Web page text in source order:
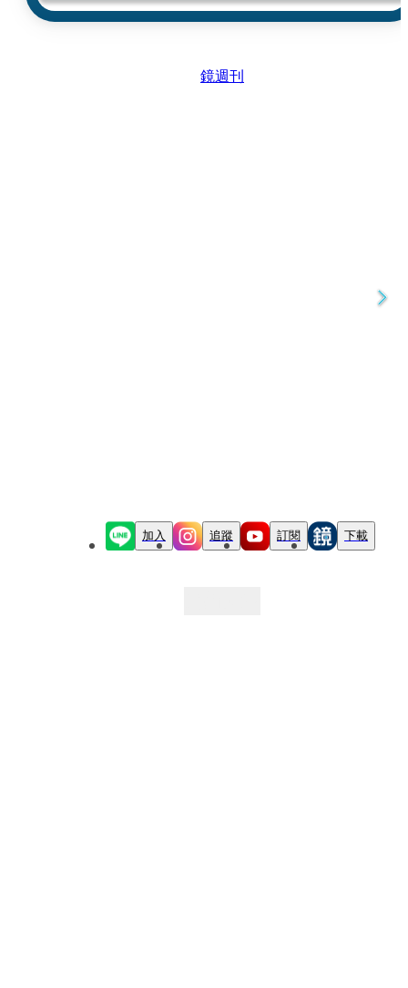
鏡週刊
加入 追蹤 訂閱 下載